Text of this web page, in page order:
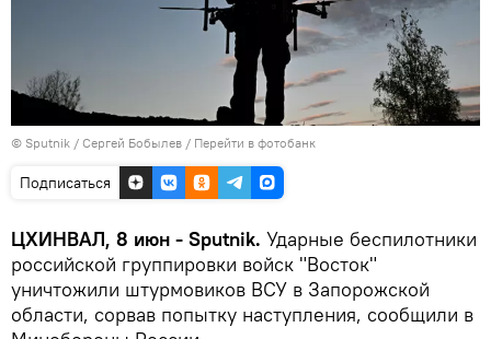
© Sputnik / Сергей Бобылев / Перейти в фотобанк
Подписаться
ЦХИНВАЛ, 8 июн - Sputnik. Ударные беспилотники
российской группировки войск "Восток"
уничтожили штурмовиков ВСУ в Запорожской
области, сорвав попытку наступления, сообщили в